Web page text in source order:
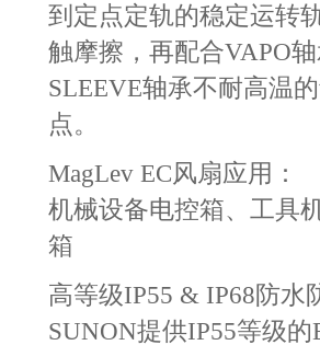
到定点定轨的稳定运转
触摩擦，再配合VAPO
SLEEVE轴承不耐高温
点。
MagLev EC风扇应用：
机械设备电控箱、工具
箱
高等级IP55 & IP68防水
SUNON提供IP55等级